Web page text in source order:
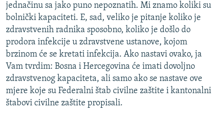
jednačinu sa jako puno nepoznatih. Mi znamo koliki su
bolnički kapaciteti. E, sad, veliko je pitanje koliko je
zdravstvenih radnika sposobno, koliko je došlo do
prodora infekcije u zdravstvene ustanove, kojom
brzinom će se kretati infekcija. Ako nastavi ovako, ja
Vam tvrdim: Bosna i Hercegovina će imati dovoljno
zdravstvenog kapaciteta, ali samo ako se nastave ove
mjere koje su Federalni štab civilne zaštite i kantonalni
štabovi civilne zaštite propisali.